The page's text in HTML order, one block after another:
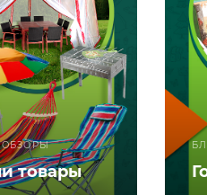
товары